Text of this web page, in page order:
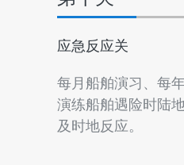
应急反应关
每月船舶演习、每
演练船舶遇险时陆
及时地反应。